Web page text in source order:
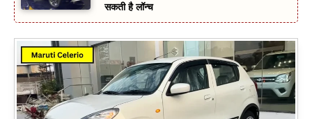
सकती है लॉन्च